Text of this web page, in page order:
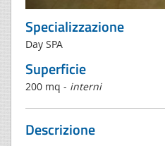
Specializzazione
Day SPA
Superficie
200 mq - interni
Descrizione